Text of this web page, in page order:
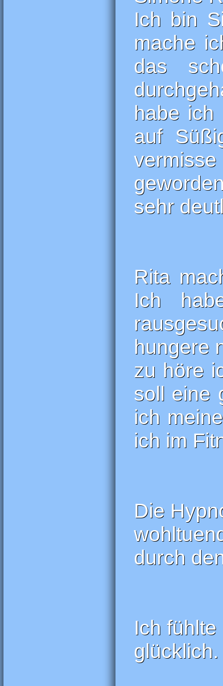
Ich bin
mache
das
habe ich
auf
sehr
Rita
Ich
hungere
zu höre
soll eine
ich
ich im
Die
durch
Ich